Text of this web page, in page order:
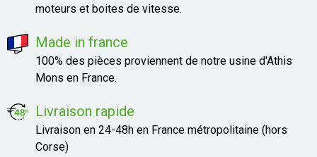
moteurs et boites de vitesse.
Made in france
100% des pièces proviennent de notre usine d'Athis
Mons en France.
Livraison rapide
Livraison en 24-48h en France métropolitaine (hors
Corse)